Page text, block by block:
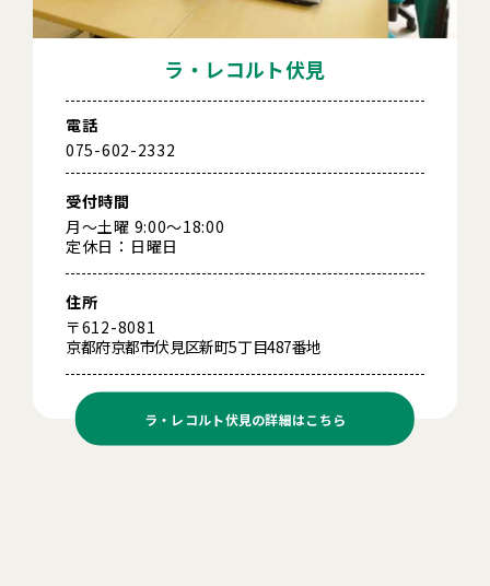
ラ・レコルト伏見
電話
075-602-2332
受付時間
月～土曜 9:00～18:00
定休日：日曜日
住所
〒612-8081
京都府京都市伏見区新町5丁目487番地
ラ・レコルト伏見の詳細はこちら